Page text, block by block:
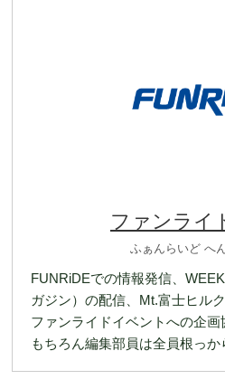
ファンライ
ふぁんらいど へ
FUNRiDEでの情報発信、
ガジン）の配信、Mt.富士ヒル
ファンライドイベントへの企画
もちろん編集部員は全員根っか